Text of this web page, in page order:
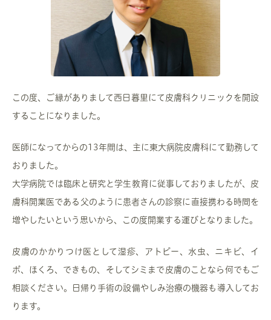
この度、ご縁がありまして西日暮里にて皮膚科クリニックを開設
することになりました。
医師になってからの13年間は、主に東大病院皮膚科にて勤務して
おりました。
大学病院では臨床と研究と学生教育に従事しておりましたが、皮
膚科開業医である父のように患者さんの診察に直接携わる時間を
増やしたいという思いから、この度開業する運びとなりました。
皮膚のかかりつけ医として湿疹、アトピー、水虫、ニキビ、イ
ボ、ほくろ、できもの、そしてシミまで皮膚のことなら何でもご
相談ください。日帰り手術の設備やしみ治療の機器も導入してお
ります。